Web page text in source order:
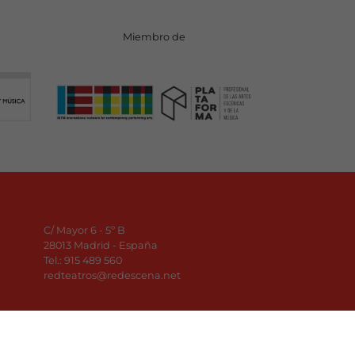
Miembro de
C/ Mayor 6 - 5º B
28013 Madrid - España
Tel.: 915 489 560
redteatros@redescena.net